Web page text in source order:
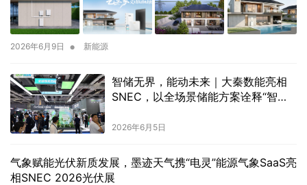
2026年6月9日 • 新能源
智储无界，能动未来｜大秦数能亮相
SNEC，以全场景储能方案诠释“智储”
2026年6月5日
气象赋能光伏新质发展，墨迹天气携“电灵”能源气象SaaS亮
相SNEC 2026光伏展